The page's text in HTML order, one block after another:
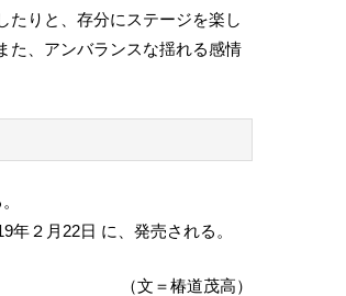
たりと、存分にステージを楽し
た、アンバランスな揺れる感情
２月22日 に、発売される。
（文＝椿道茂高）